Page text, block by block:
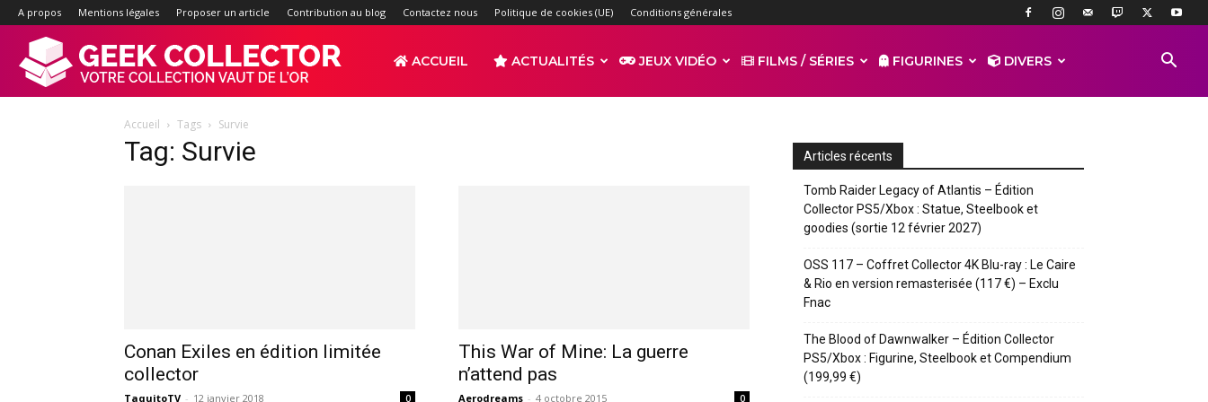
A propos Mentions légales Proposer un article Contribution au blog Contactez nous Politique de cookies (UE) Conditions générales
d'actualités
ACCUEIL ACTUALITÉS JEUX VIDÉO FILMS / SÉRIES FIGURINES DIVERS
Accueil Tags Survie
Tag: Survie
Conan Exiles en édition limitée
collector
TaquitoTV - 12 janvier 2018 0
This War of Mine: La guerre
n’attend pas
Aerodreams - 4 octobre 2015 0
Articles récents
Tomb Raider Legacy of Atlantis – Édition
Collector PS5/Xbox : Statue, Steelbook et
goodies (sortie 12 février 2027)
OSS 117 – Coffret Collector 4K Blu-ray : Le Caire
& Rio en version remasterisée (117 €) – Exclu
Fnac
The Blood of Dawnwalker – Édition Collector
PS5/Xbox : Figurine, Steelbook et Compendium
(199,99 €)